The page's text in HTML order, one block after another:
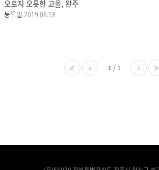
오로지 오롯한 고을, 완주
등록일 2019.06.18
1
1